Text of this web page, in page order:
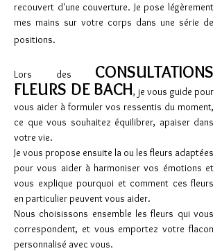
recouvert d'une couverture. Je pose légèrement
mes mains sur votre corps dans une série de
positions.
Lors des CONSULTATIONS
FLEURS DE BACH, je vous guide pour
vous aider à formuler vos ressentis du moment,
ce que vous souhaitez équilibrer, apaiser dans
votre vie.
Je vous propose ensuite la ou les fleurs adaptées
pour vous aider à harmoniser vos émotions et
vous explique pourquoi et comment ces fleurs
en particulier peuvent vous aider.
Nous choisissons ensemble les fleurs qui vous
correspondent, et vous emportez votre flacon
personnalisé avec vous.